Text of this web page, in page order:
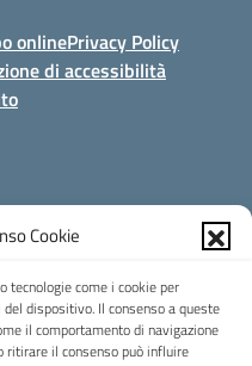
Cookie
tecnologie come i cookie per
dispositivo. Il consenso a queste
il comportamento di navigazione
ritirare il consenso può influire
onlinePrivacy Policy
di accessibilità
(Bg)